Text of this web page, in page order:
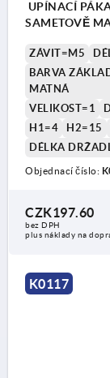
UPÍNACÍ
SAMETOVĚ
ZÁVIT=M5
BARVA
MATNÁ
VELIKOST=1
H1=4
H2=15
DÉLKA
Objednací číslo:
CZK197.60
bez DPH
plus náklady na
K0117